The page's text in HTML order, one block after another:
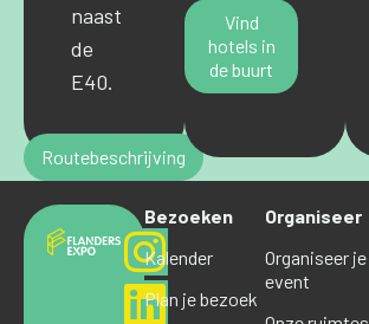
naast
de
E40.
Routebeschrijving
Vind
hotels in
de buurt
Bezoeken
Kalender
Plan je bezoek
Organiseer
Organiseer je
event